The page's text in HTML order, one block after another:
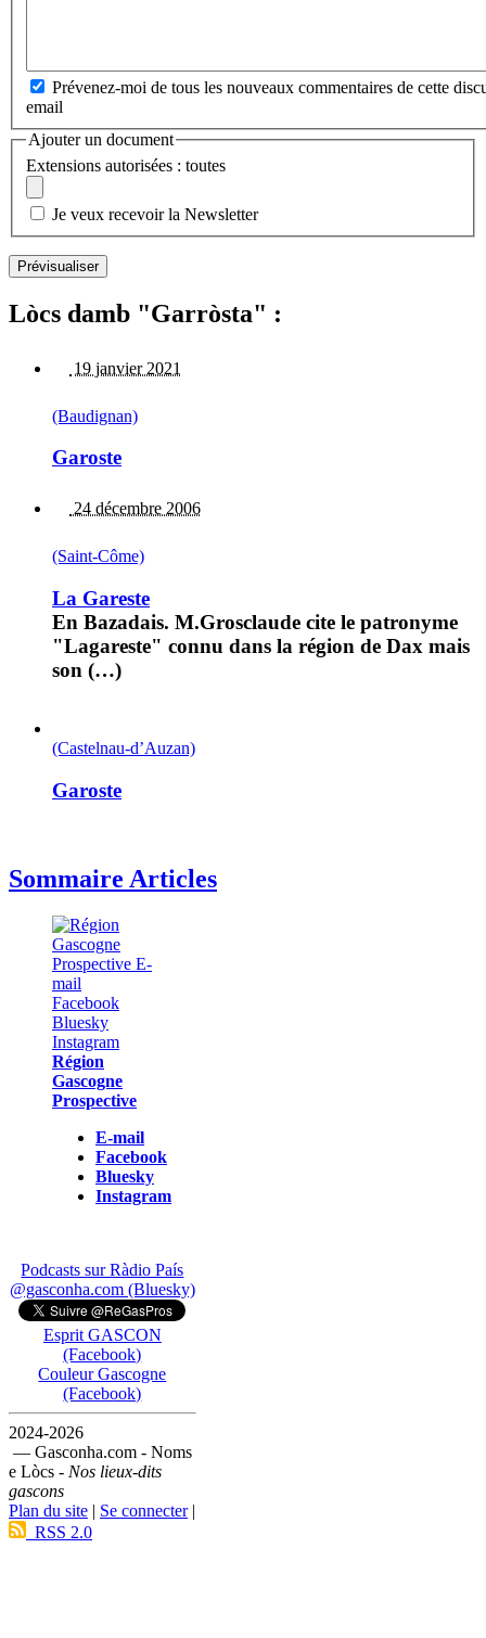
Prévenez-moi de tous les nouveaux commentaires de cette
email
Ajouter un document
Extensions autorisées : toutes
Je veux recevoir la Newsletter
Lòcs damb "Garròsta" :
19 janvier 2021
(Baudignan)
Garoste
24 décembre 2006
(Saint-Côme)
La Gareste
En Bazadais. M.Grosclaude cite le patronyme
"Lagareste" connu dans la région de Dax mais
son (…)
(Castelnau-d’Auzan)
Garoste
Sommaire Articles
Région
Gascogne
Prospective
E-mail
Facebook
Bluesky
Instagram
Podcasts sur Ràdio País
@gasconha.com (Bluesky)
Esprit GASCON
(Facebook)
Couleur Gascogne
(Facebook)
2024-2026
— Gasconha.com - Noms
e Lòcs - Nos lieux-dits
gascons
Plan du site | Se connecter|
RSS 2.0